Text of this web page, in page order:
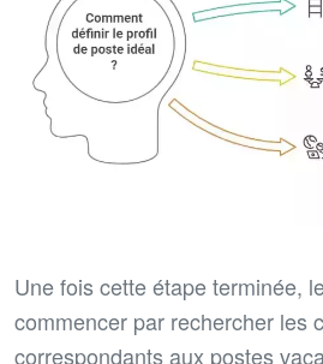
Une fois cette étape terminée,
commencer par rechercher les
correspondants aux postes